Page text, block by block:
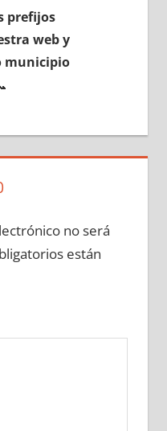
prefijos
web у
municipio
no será
están